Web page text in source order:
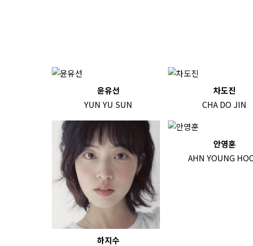
윤유선
YUN YU SUN
차도진
CHA DO JIN
하지수
안영훈
AHN YOUNG